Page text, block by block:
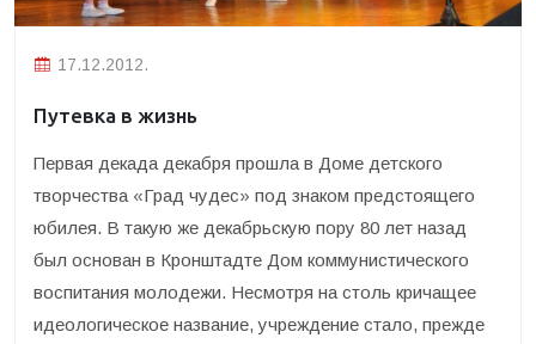
17.12.2012.
Путевка в жизнь
Первая декада декабря прошла в Доме детского
творчества «Град чудес» под знаком предстоящего
юбилея. В такую же декабрьскую пору 80 лет назад
был основан в Кронштадте Дом коммунистического
воспитания молодежи. Несмотря на столь кричащее
идеологическое название, учреждение стало, прежде